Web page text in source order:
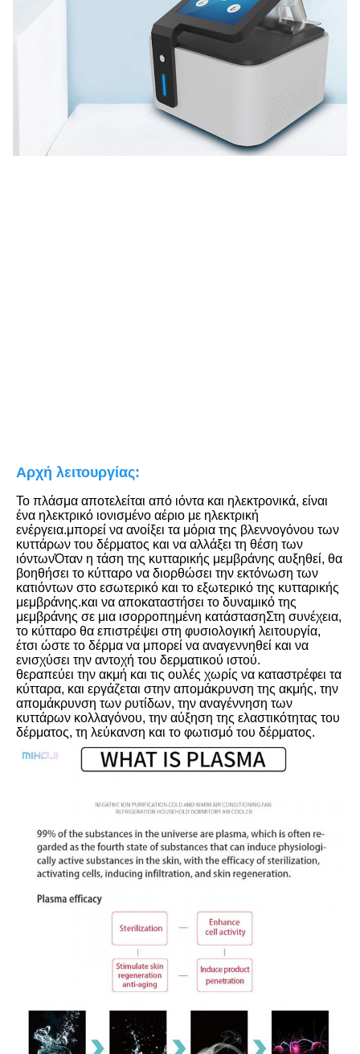
Αρχή λειτουργίας:
Το πλάσμα αποτελείται από ιόντα και ηλεκτρονικά, είναι
ένα ηλεκτρικό ιονισμένο αέριο με ηλεκτρική
ενέργεια.μπορεί να ανοίξει τα μόρια της βλεννογόνου των
κυττάρων του δέρματος και να αλλάξει τη θέση των
ιόντωνΌταν η τάση της κυτταρικής μεμβράνης αυξηθεί, θα
βοηθήσει το κύτταρο να διορθώσει την εκτόνωση των
κατιόντων στο εσωτερικό και το εξωτερικό της κυτταρικής
μεμβράνης.και να αποκαταστήσει το δυναμικό της
μεμβράνης σε μια ισορροπημένη κατάστασηΣτη συνέχεια,
το κύτταρο θα επιστρέψει στη φυσιολογική λειτουργία,
έτσι ώστε το δέρμα να μπορεί να αναγεννηθεί και να
ενισχύσει την αντοχή του δερματικού ιστού.
θεραπεύει την ακμή και τις ουλές χωρίς να καταστρέφει τα
κύτταρα, και εργάζεται στην απομάκρυνση της ακμής, την
απομάκρυνση των ρυτίδων, την αναγέννηση των
κυττάρων κολλαγόνου, την αύξηση της ελαστικότητας του
δέρματος, τη λεύκανση και το φωτισμό του δέρματος.